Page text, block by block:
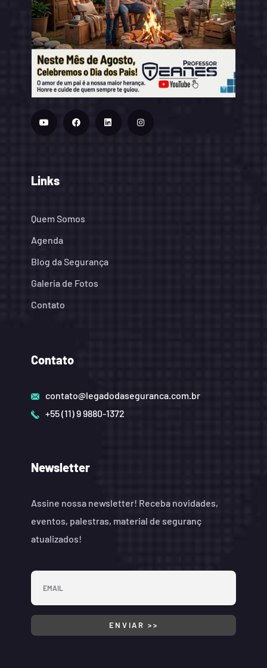
Links
Quem Somos
Agenda
Blog da Segurança
Galeria de Fotos
Contato
Contato
contato@legadodaseguranca.com.br
+55 (11) 9 9880-1372
Newsletter
Assine nossa newsletter! Receba novidades,
eventos, palestras, material de seguranç
atualizados!